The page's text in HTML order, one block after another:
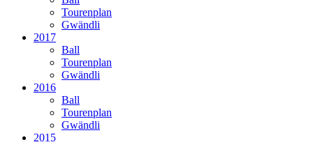
Tourenplan
Gwändli
2017
Ball
Tourenplan
Gwändli
2016
Ball
Tourenplan
Gwändli
2015